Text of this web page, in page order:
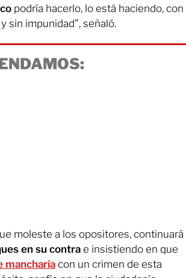
podría hacerlo, lo está haciendo, con
sin impunidad”, señaló.
moleste a los opositores, continuará
en su contra e insistiendo en que
mancharía con un crimen de esta